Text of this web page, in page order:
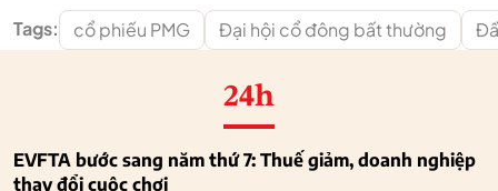
Tags: cổ phiếu PMG Đại hội cổ đông bất thường
24h
EVFTA bước sang năm thứ 7: Thuế giảm, doanh nghiệp
thay đổi cuộc chơi